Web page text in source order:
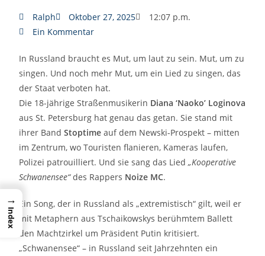
Ralph Oktober 27, 2025
12:07 p.m.
Ein Kommentar
In Russland braucht es Mut, um laut zu sein. Mut, um zu
singen. Und noch mehr Mut, um ein Lied zu singen, das
der Staat verboten hat.
Die 18-jährige Straßenmusikerin Diana ‘Naoko’ Loginova
aus St. Petersburg hat genau das getan. Sie stand mit
ihrer BandStoptime auf dem Newski-Prospekt – mitten
im Zentrum, wo Touristen flanieren, Kameras laufen,
Polizei patrouilliert. Und sie sang das Lied„Kooperative
Schwanensee“des Rappers Noize MC.
Ein Song, der in Russland als „extremistisch“ gilt, weil er
mit Metaphern aus Tschaikowskys berühmtem Ballett
den Machtzirkel um Präsident Putin kritisiert.
„Schwanensee“ – in Russland seit Jahrzehnten ein
→
Index